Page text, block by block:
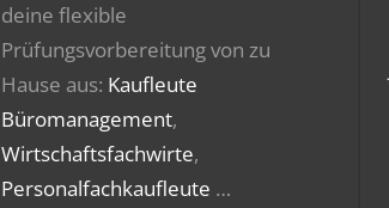
deine flexible
Prüfungsvorbereitung von zu
Hause aus: Kaufleute
Büromanagement,
Wirtschaftsfachwirte,
Personalfachkaufleute …